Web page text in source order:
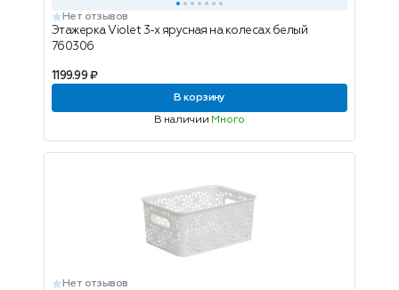
Нет отзывов
Этажерка Violet 3-х ярусная на колесах белый
760306
1199.99 ₽
В корзину
В наличии Много
Нет отзывов